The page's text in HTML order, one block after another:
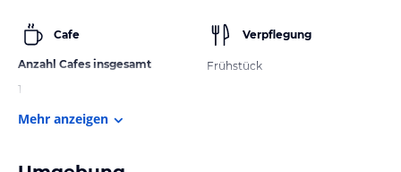
Cafe
Anzahl Cafes insgesamt
1
Verpflegung
Frühstück
Mehr anzeigen